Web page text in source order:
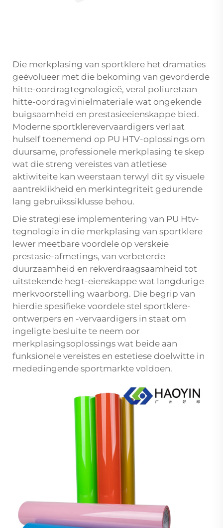
Die merkplasing van sportklere het dramaties
geëvolueer met die bekoming van gevorderde
hitte-oordragtegnologieë, veral poliuretaan
hitte-oordragvinielmateriale wat ongekende
buigsaamheid en prestasieeienskappe bied.
Moderne sportklerevervaardigers verlaat
hulself toenemend op PU HTV-oplossings om
duursame, professionele merkplasing te skep
wat die streng vereistes van atletiese
aktiwiteite kan weerstaan terwyl dit sy visuele
aantreklikheid en merkintegriteit gedurende
lang gebruikssiklusse behou.
Die strategiese implementering van PU Htv-
tegnologie in die merkplasing van sportklere
lewer meetbare voordele op verskeie
prestasie-afmetings, van verbeterde
duurzaamheid en rekverdraagsaamheid tot
uitstekende hegt-eienskappe wat langdurige
merkvoorstelling waarborg. Die begrip van
hierdie spesifieke voordele stel sportklere-
ontwerpers en -vervaardigers in staat om
ingeligte besluite te neem oor
merkplasingsoplossings wat beide aan
funksionele vereistes en estetiese doelwitte in
mededingende sportmarkte voldoen.